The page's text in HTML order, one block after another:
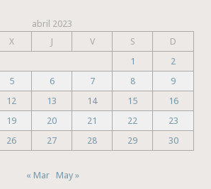
abril 2023
X J V S
D
1
2
5 6 7 8
9
12 13 14 15
16
19 20 21 22
23
26 27 28 29 30
« Mar May »